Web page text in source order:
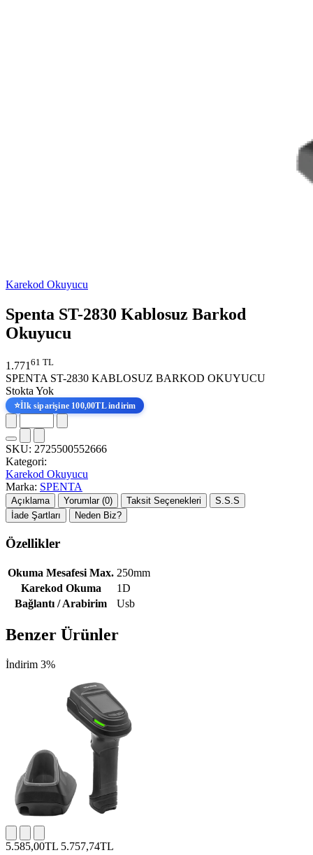
Karekod Okuyucu
Spenta ST-2830 Kablosuz Barkod
Okuyucu
1.771 61 TL
SPENTA ST-2830 KABLOSUZ BARKOD OKUYUCU
Stokta Yok
⭐İlk siparişine 100,00TL indirim
SKU: 2725500552666
Kategori:
Karekod Okuyucu
Marka: SPENTA
Açıklama Yorumlar (0) Taksit Seçenekleri
S.S.S
İade Şartları
Neden Biz?
Özellikler
Okuma Mesafesi Max. 250mm
Karekod Okuma
1D
Bağlantı / Arabirim
Usb
Benzer Ürünler
İndirim 3%
5.585,00TL 5.757,74TL